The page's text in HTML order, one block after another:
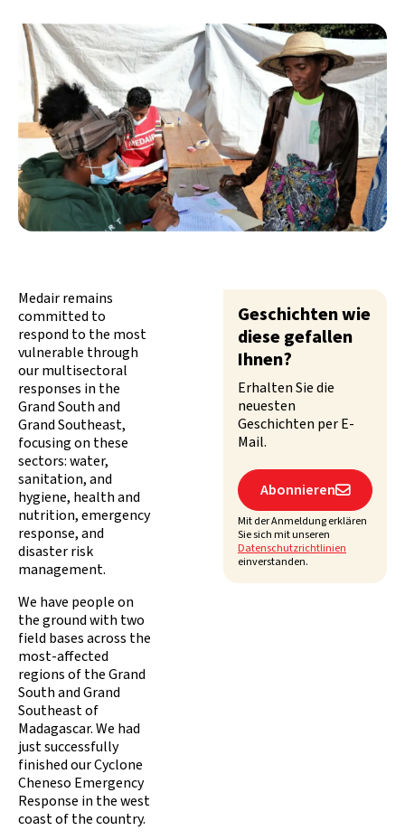
Medair remains
committed to
respond to the most
vulnerable through
our multisectoral
responses in the
Grand South and
Grand Southeast,
focusing on these
sectors: water,
sanitation, and
hygiene, health and
nutrition, emergency
response, and
disaster risk
management.
We have people on
the ground with two
field bases across the
most-affected
regions of the Grand
South and Grand
Southeast of
Madagascar. We had
just successfully
finished our Cyclone
Cheneso Emergency
Response in the west
coast of the country.
Geschichten wie
diese gefallen
Ihnen?
Erhalten Sie die
neuesten
Geschichten per E-
Mail.
Abonnieren
Mit der Anmeldung erklären
Sie sich mit unseren
Datenschutzrichtlinien
einverstanden.